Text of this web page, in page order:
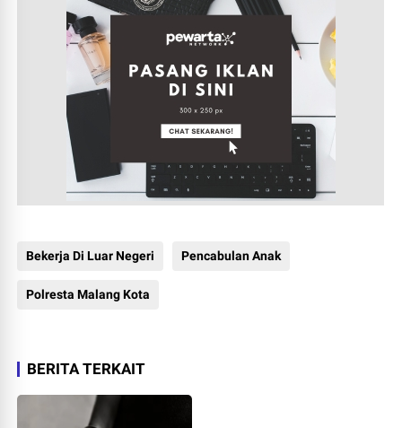
Bekerja Di Luar Negeri Pencabulan Anak
Polresta Malang Kota
BERITA TERKAIT